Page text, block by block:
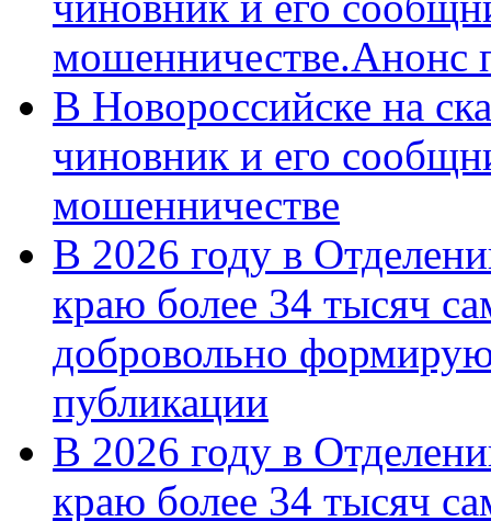
мошенничестве.Анонс
В Новороссийске на
чиновник и его
мошенничестве
В 2026 году в
краю более 34 тысяч
добровольно
публикации
В 2026 году в
краю более 34 тысяч